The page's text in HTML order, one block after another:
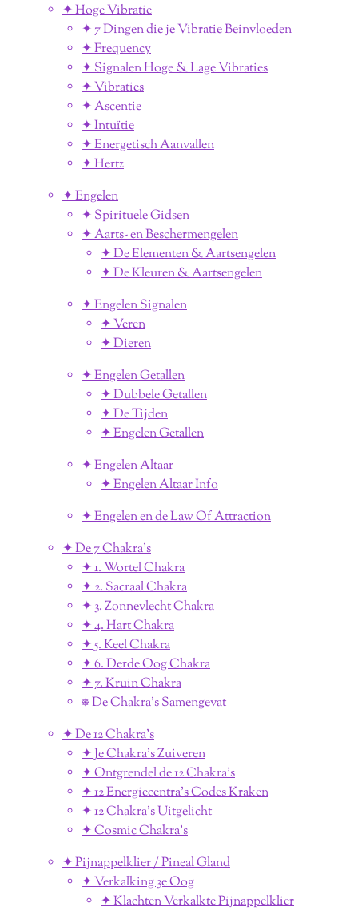
✦ Hoge Vibratie
✦ 7 Dingen die je Vibratie Beinvloeden
✦ Frequency
✦ Signalen Hoge & Lage Vibraties
✦ Vibraties
✦ Ascentie
✦ Intuïtie
✦ Energetisch Aanvallen
✦ Hertz
✦ Engelen
✦ Spirituele Gidsen
✦ Aarts- en Beschermengelen
✦ De Elementen & Aartsengelen
✦ De Kleuren & Aartsengelen
✦ Engelen Signalen
✦ Veren
✦ Dieren
✦ Engelen Getallen
✦ Dubbele Getallen
✦ De Tijden
✦ Engelen Getallen
✦ Engelen Altaar
✦ Engelen Altaar Info
✦ Engelen en de Law Of Attraction
✦ De 7 Chakra's
✦ 1. Wortel Chakra
✦ 2. Sacraal Chakra
✦ 3. Zonnevlecht Chakra
✦ 4. Hart Chakra
✦ 5. Keel Chakra
✦ 6. Derde Oog Chakra
✦ 7. Kruin Chakra
⎈ De Chakra's Samengevat
✦ De 12 Chakra's
✦ Je Chakra's Zuiveren
✦ Ontgrendel de 12 Chakra's
✦ 12 Energiecentra's Codes Kraken
✦ 12 Chakra's Uitgelicht
✦ Cosmic Chakra's
✦ Pijnappelklier / Pineal Gland
✦ Verkalking 3e Oog
✦ Klachten Verkalkte Pijnappelklier